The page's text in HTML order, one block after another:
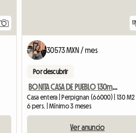
17
30573 MXN / mes
Por descubrir
BONITA CASA DE PUEBLO 130m2, TERRAZA SOLEADA PERPIGNAN
Casa entera | Perpignan (66000) | 130 M2
6 pers. | Mínimo 3 meses
Ver anuncio